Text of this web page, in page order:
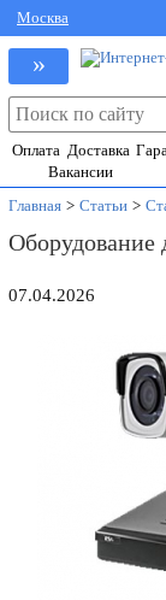
Москва
»
Оплата Доставка
Вакансии
Главная > Статьи >
Оборудование
07.04.2026